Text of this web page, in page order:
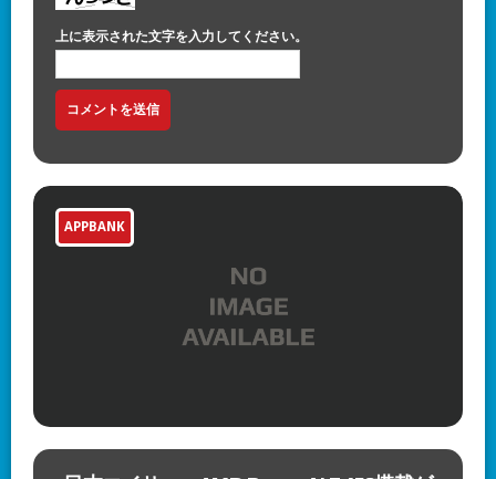
上に表示された文字を入力してください。
APPBANK